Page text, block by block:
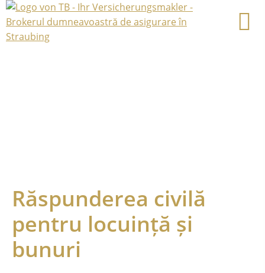
Răspunderea civilă
pentru locuință și
bunuri